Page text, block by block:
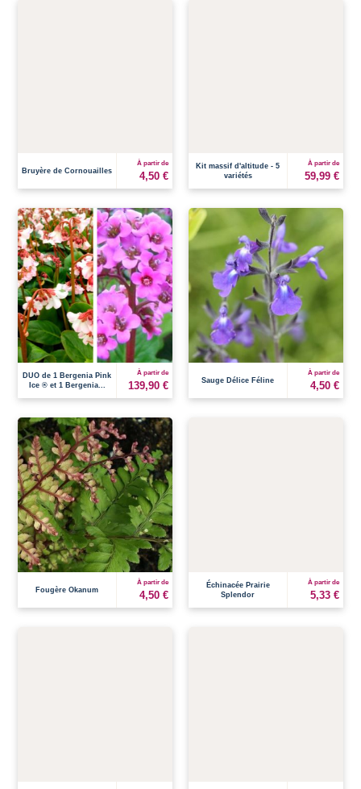
Bruyère de Cornouailles
À partir de
4,50 €
Kit massif d'altitude - 5
variétés
À partir de
59,99 €
DUO de 1 Bergenia Pink
Ice ® et 1 Bergenia...
À partir de
139,90 € Sauge Délice Féline
À partir de
4,50 €
Fougère Okanum
À partir de
4,50 €
Échinacée Prairie
Splendor
À partir de
5,33 €